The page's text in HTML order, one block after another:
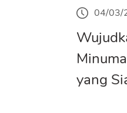
04/03/
yang